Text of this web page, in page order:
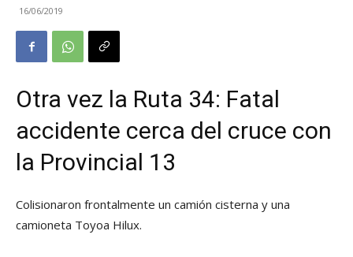
16/06/2019
Otra vez la Ruta 34: Fatal
accidente cerca del cruce con
la Provincial 13
Colisionaron frontalmente un camión cisterna y una
camioneta Toyoa Hilux.